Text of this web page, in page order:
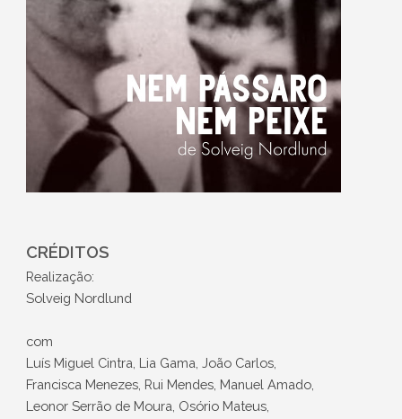
CRÉDITOS
Realização:
Solveig Nordlund
com
Luís Miguel Cintra, Lia Gama, João Carlos,
Francisca Menezes, Rui Mendes, Manuel Amado,
Leonor Serrão de Moura, Osório Mateus,